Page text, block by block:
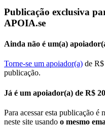
Publicação exclusiva
APOIA.se
Ainda não é um(a)
Torne-se um apoiador(a) de R$
publicação.
Já é um apoiador(a) de R$
Para acessar esta publicação é
neste site usando o mesmo